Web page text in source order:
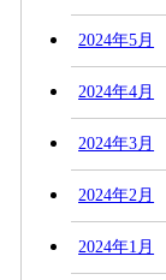
2024年5月
2024年4月
2024年3月
2024年2月
2024年1月